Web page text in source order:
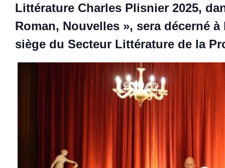
Littérature Charles Plisnier 2025,
Roman, Nouvelles », sera décerné
siège du Secteur Littérature de la